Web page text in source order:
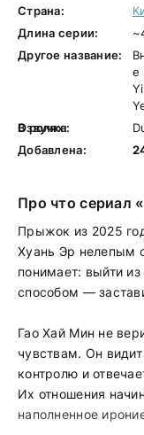
Страна:
Длина серии:
Другое название:
е
В ролях:
Озвучка:
Добавлена:
Про что сериал
Прыжок из 2025
Хуань Эр нелепым
понимает: выйти
способом —
Гао Хай Мин не
чувствам. Он
контролю и
Их отношения
наполненное